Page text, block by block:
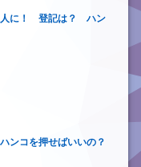
人に！ 登記は？ ハン
ンコを押せばいいの？